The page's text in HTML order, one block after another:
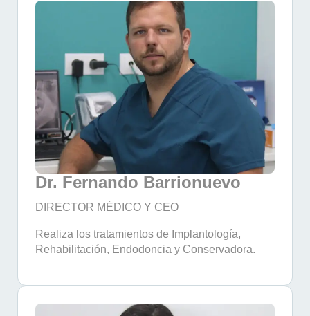
Dr. Fernando Barrionuevo
DIRECTOR MÉDICO Y CEO
Realiza los tratamientos de Implantología,
Rehabilitación, Endodoncia y Conservadora.